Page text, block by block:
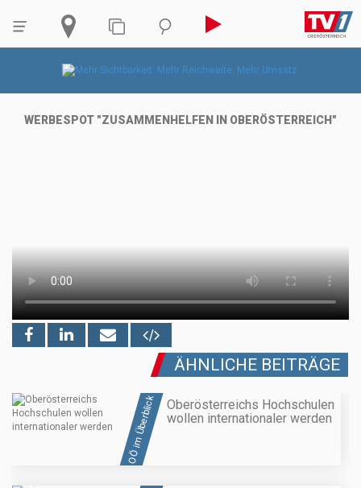
WERBESPOT "ZUSAMMENHELFEN IN OBERÖSTERREICH"
ÄHNLICHE BEITRÄGE
OÖ im Überblick
Oberösterreichs Hochschulen
wollen internationaler werden